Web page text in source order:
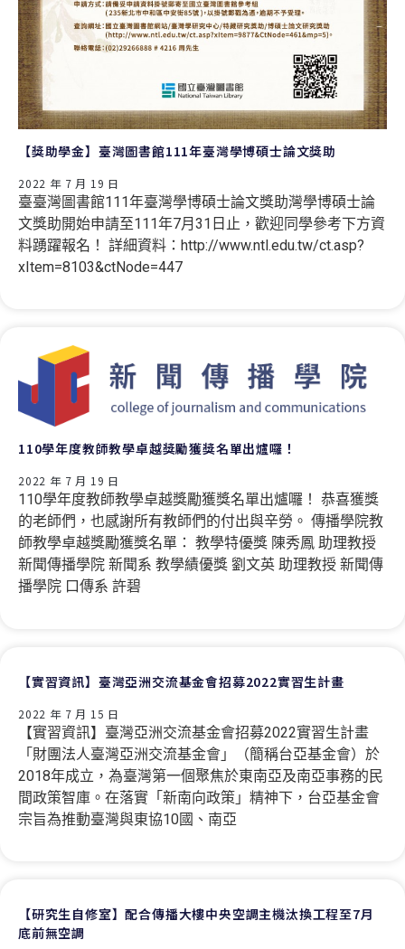
【獎助學金】臺灣圖書館111年臺灣學博碩士論文獎助
2022 年 7 月 19 日
臺臺灣圖書館111年臺灣學博碩士論文獎助灣學博碩士論
文獎助開始申請至111年7月31日止，歡迎同學參考下方資
料踴躍報名！ 詳細資料：http://www.ntl.edu.tw/ct.asp?
xItem=8103&ctNode=447
110學年度教師教學卓越獎勵獲獎名單出爐囉！
2022 年 7 月 19 日
110學年度教師教學卓越獎勵獲獎名單出爐囉！ 恭喜獲獎
的老師們，也感謝所有教師們的付出與辛勞。 傳播學院教
師教學卓越獎勵獲獎名單： 教學特優獎 陳秀鳳 助理教授
新聞傳播學院 新聞系 教學績優獎 劉文英 助理教授 新聞傳
播學院 口傳系 許碧
【實習資訊】臺灣亞洲交流基金會招募2022實習生計畫
2022 年 7 月 15 日
【實習資訊】臺灣亞洲交流基金會招募2022實習生計畫
「財團法人臺灣亞洲交流基金會」（簡稱台亞基金會）於
2018年成立，為臺灣第一個聚焦於東南亞及南亞事務的民
間政策智庫。在落實「新南向政策」精神下，台亞基金會
宗旨為推動臺灣與東協10國、南亞
【研究生自修室】配合傳播大樓中央空調主機汰換工程至7月
底前無空調